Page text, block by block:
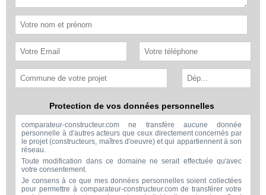
Protection de vos données personnelles
comparateur-constructeur.com ne transfère aucune donnée
personnelle à d'autres acteurs que ceux directement concernés par
le projet (constructeurs, maîtres d'oeuvre) et qui appartiennent à son
réseau.
Toute modification dans ce domaine ne serait effectuée qu'avec
votre consentement.
Je consens à ce que mes données personnelles soient collectées
pour permettre à comparateur-constructeur.com de transférer votre